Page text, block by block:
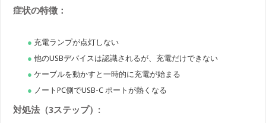
症状の特徴：
充電ランプが点灯しない
他のUSBデバイスは認識されるが、充電だけできない
ケーブルを動かすと一時的に充電が始まる
ノートPC側でUSB-C ポートが熱くなる
対処法（3ステップ）: